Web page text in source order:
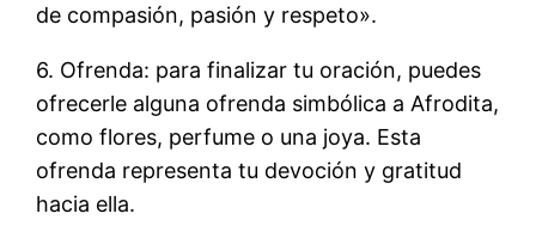
de compasión, pasión y respeto».
6. Ofrenda: para finalizar tu oración, puedes
ofrecerle alguna ofrenda simbólica a Afrodita,
como flores, perfume o una joya. Esta
ofrenda representa tu devoción y gratitud
hacia ella.